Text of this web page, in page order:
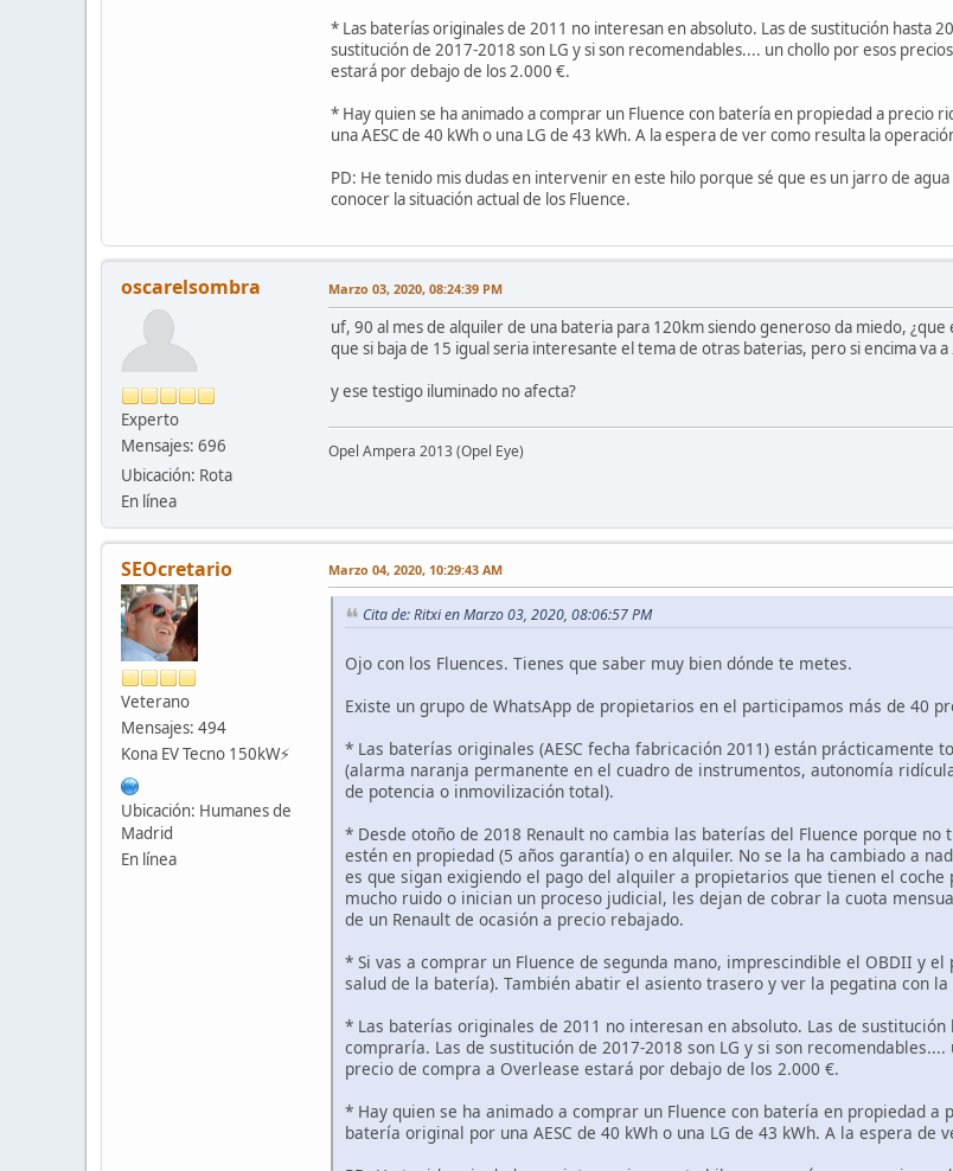
* Las baterías originales de 2011 no interesan en absoluto. Las de sustitución hasta
sustitución de 2017-2018 son LG y si son recomendables.... un chollo por esos
estará por debajo de los 2.000 €.
* Hay quien se ha animado a comprar un Fluence con batería en propiedad a
una AESC de 40 kWh o una LG de 43 kWh. A la espera de ver como resulta la
PD: He tenido mis dudas en intervenir en este hilo porque sé que es un jarro de
conocer la situación actual de los Fluence.
oscarelsombra
Experto
Mensajes: 696
Ubicación: Rota
En línea
Marzo 03, 2020, 08:24:39 PM
uf, 90 al mes de alquiler de una bateria para 120km siendo generoso da miedo,
que si baja de 15 igual seria interesante el tema de otras baterias, pero si encima va
y ese testigo iluminado no afecta?
Opel Ampera 2013 (Opel Eye)
SEOcretario
Veterano
Mensajes: 494
Kona EV Tecno 150kW⚡️
Ubicación: Humanes de
Madrid
En línea
Marzo 04, 2020, 10:29:43 AM
Cita de: Ritxi en Marzo 03, 2020, 08:06:57 PM
Ojo con los Fluences. Tienes que saber muy bien dónde te metes.
Existe un grupo de WhatsApp de propietarios en el participamos más de 40
* Las baterías originales (AESC fecha fabricación 2011) están prácticamente
(alarma naranja permanente en el cuadro de instrumentos, autonomía
de potencia o inmovilización total).
* Desde otoño de 2018 Renault no cambia las baterías del Fluence porque
estén en propiedad (5 años garantía) o en alquiler. No se la ha cambiado a
es que sigan exigiendo el pago del alquiler a propietarios que tienen el
mucho ruido o inician un proceso judicial, les dejan de cobrar la cuota
de un Renault de ocasión a precio rebajado.
* Si vas a comprar un Fluence de segunda mano, imprescindible el OBDII y
salud de la batería). También abatir el asiento trasero y ver la pegatina con
* Las baterías originales de 2011 no interesan en absoluto. Las de sustitución
compraría. Las de sustitución de 2017-2018 son LG y si son
precio de compra a Overlease estará por debajo de los 2.000 €.
* Hay quien se ha animado a comprar un Fluence con batería en propiedad
batería original por una AESC de 40 kWh o una LG de 43 kWh. A la espera de